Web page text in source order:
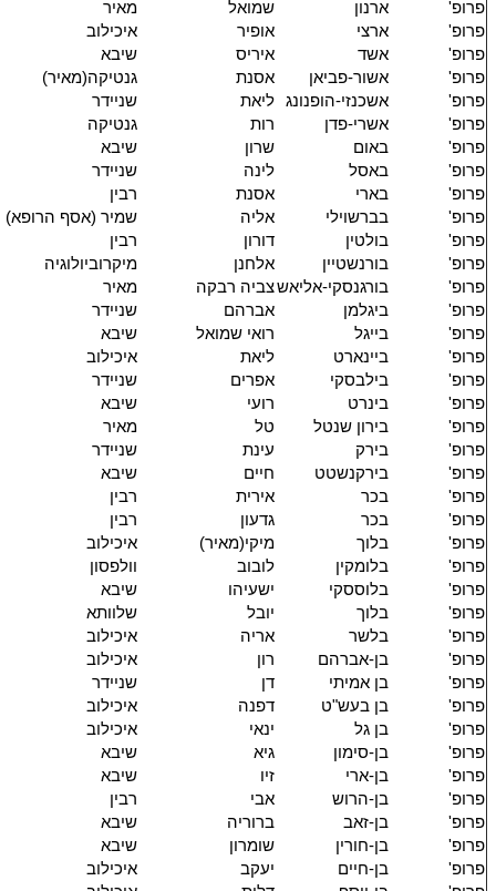
פרופ'
ארנון שמואל
מאיר
פרופ'
ארצי אופיר
איכילוב
פרופ'
אשד איריס
שיבא
פרופ'
אשור-פביאן אסנת
גנטיקה(מאיר)
פרופ'
אשכנזי-הופנונג ליאת
שניידר
פרופ'
אשרי-פדן רות
גנטיקה
פרופ'
באום שרון
שיבא
פרופ'
באסל לינה
שניידר
פרופ'
בארי אסנת
רבין
פרופ'
בברשוילי אליה
שמיר (אסף הרופא)
פרופ'
בולטין דורון
רבין
פרופ'
בורנשטיין אלחנן
מיקרוביולוגיה
פרופ'
בורגנסקי-אליאשצביה רבקה
מאיר
פרופ'
ביגלמן אברהם
שניידר
פרופ'
בייגל רואי שמואל
שיבא
פרופ'
ביינארט ליאת
איכילוב
פרופ'
בילבסקי אפרים
שניידר
פרופ'
בינרט רועי
שיבא
פרופ'
בירון שנטל טל
מאיר
פרופ'
בירק עינת
שניידר
פרופ'
בירקנשטט חיים
שיבא
פרופ'
בכר אירית
רבין
פרופ'
בכר גדעון
רבין
פרופ'
בלוך מיקי(מאיר)
איכילוב
פרופ'
בלומקין לובוב
וולפסון
פרופ'
בלוססקי ישעיהו
שיבא
פרופ'
בלוך יובל
שלוותא
פרופ'
בלשר אריה
איכילוב
פרופ'
בן-אברהם רון
איכילוב
פרופ'
בן אמיתי דן
שניידר
פרופ'
בן בעש"ט דפנה
איכילוב
פרופ'
בן גל ינאי
איכילוב
פרופ'
בן-סימון גיא
שיבא
פרופ'
בן-ארי זיו
שיבא
פרופ'
בן-הרוש אבי
רבין
פרופ'
בן-זאב ברוריה
שיבא
פרופ'
בן-חורין שומרון
שיבא
פרופ'
בן-חיים יעקב
איכילוב